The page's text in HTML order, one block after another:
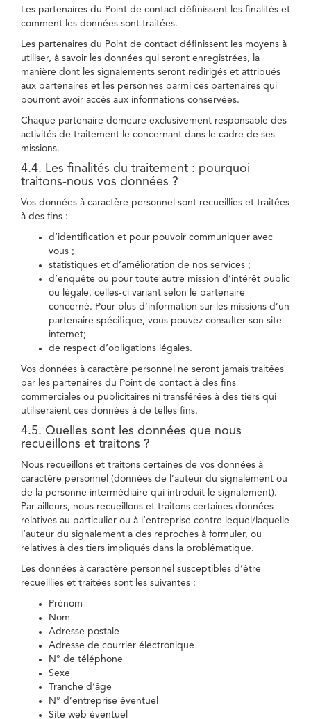
Les partenaires du Point de contact définissent les finalités et
comment les données sont traitées.
Les partenaires du Point de contact définissent les moyens à
utiliser, à savoir les données qui seront enregistrées, la
manière dont les signalements seront redirigés et attribués
aux partenaires et les personnes parmi ces partenaires qui
pourront avoir accès aux informations conservées.
Chaque partenaire demeure exclusivement responsable des
activités de traitement le concernant dans le cadre de ses
missions.
4.4. Les finalités du traitement : pourquoi
traitons-nous vos données ?
Vos données à caractère personnel sont recueillies et traitées
à des fins :
d’identification et pour pouvoir communiquer avec
vous ;
statistiques et d’amélioration de nos services ;
d’enquête ou pour toute autre mission d’intérêt public
ou légale, celles-ci variant selon le partenaire
concerné. Pour plus d’information sur les missions d’un
partenaire spécifique, vous pouvez consulter son site
internet;
de respect d’obligations légales.
Vos données à caractère personnel ne seront jamais traitées
par les partenaires du Point de contact à des fins
commerciales ou publicitaires ni transférées à des tiers qui
utiliseraient ces données à de telles fins.
4.5. Quelles sont les données que nous
recueillons et traitons ?
Nous recueillons et traitons certaines de vos données à
caractère personnel (données de l’auteur du signalement ou
de la personne intermédiaire qui introduit le signalement).
Par ailleurs, nous recueillons et traitons certaines données
relatives au particulier ou à l’entreprise contre lequel/laquelle
l’auteur du signalement a des reproches à formuler, ou
relatives à des tiers impliqués dans la problématique.
Les données à caractère personnel susceptibles d’être
recueillies et traitées sont les suivantes :
Prénom
Nom
Adresse postale
Adresse de courrier électronique
N° de téléphone
Sexe
Tranche d’âge
N° d’entreprise éventuel
Site web éventuel